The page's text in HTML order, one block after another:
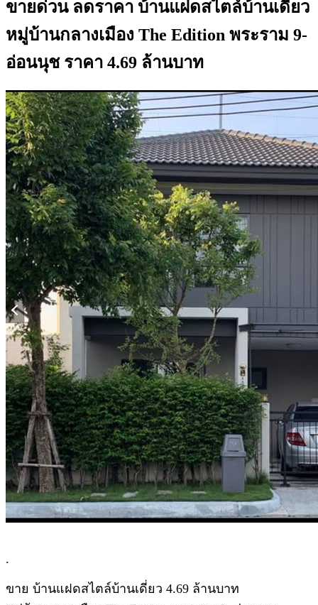
ขายด่วน ลดราคา บ้านแฝดสไตล์บ้านเดี่ยว
หมู่บ้านกลางเมือง The Edition พระราม 9-
อ่อนนุช ราคา 4.69 ล้านบาท
.
ขาย บ้านแฝดสไตล์บ้านเดี่ยว 4.69 ล้านบาท